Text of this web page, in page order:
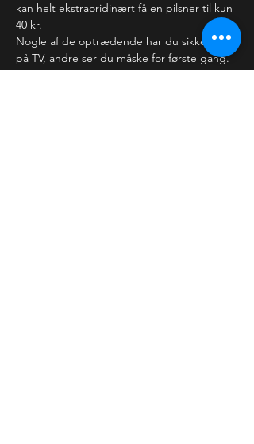
kan helt ekstraoridinært få en pilsner til kun
40 kr.
Nogle af de optrædende har du sikkert set
på TV, andre ser du måske for første gang.
Hvem ved, måske får du dig endda en ny